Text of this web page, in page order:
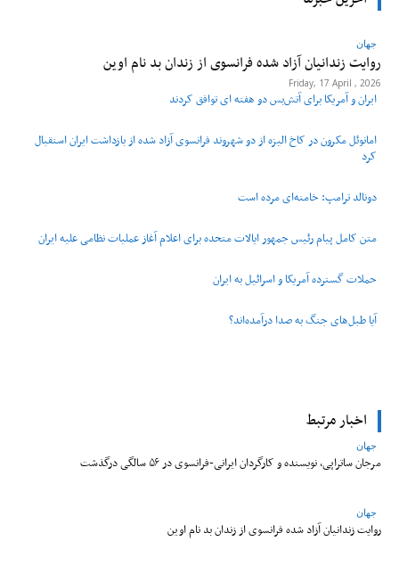
جهان
روایت زندانیان آزاد شده فرانسوی از زندان ‌بد نام اوین
Friday, 17 April , 2026
ایران و آمریکا برای آتش‌بس دو هفته‌ ای توافق کردند
امانوئل مکرون در کاخ الیزه از دو شهروند فرانسوی آزاد شده از بازداشت ایران استقبال
کرد
دونالد ترامپ: خامنه‌ای مرده است
متن کامل پیام رئیس جمهور ایالات متحده برای اعلام آغاز عملیات نظامی علیه ایران
حملات گسترده آمریکا و اسرائیل به ایران
آیا طبل‌های جنگ به صدا درآمده‌اند؟
اخبار مرتبط
جهان
مرجان ساتراپی، نویسنده و کارگردان ایرانی-فرانسوی در ۵۶ سالگی درگذشت
جهان
روایت زندانیان آزاد شده فرانسوی از زندان ‌بد نام اوین